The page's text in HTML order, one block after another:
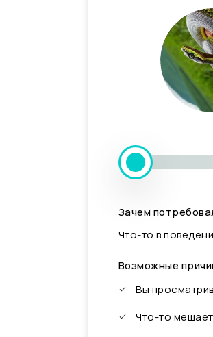
Зачем
Что-то в
Возможные
Вы
Что-то